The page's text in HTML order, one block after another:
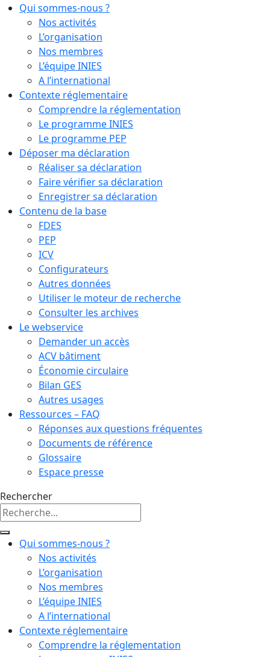
Qui sommes-nous ?
Nos activités
L’organisation
Nos membres
L’équipe INIES
A l’international
Contexte réglementaire
Comprendre la réglementation
Le programme INIES
Le programme PEP
Déposer ma déclaration
Réaliser sa déclaration
Faire vérifier sa déclaration
Enregistrer sa déclaration
Contenu de la base
FDES
PEP
ICV
Configurateurs
Autres données
Utiliser le moteur de recherche
Consulter les archives
Le webservice
Demander un accès
ACV bâtiment
Économie circulaire
Bilan GES
Autres usages
Ressources – FAQ
Réponses aux questions fréquentes
Documents de référence
Glossaire
Espace presse
Rechercher
Qui sommes-nous ?
Nos activités
L’organisation
Nos membres
L’équipe INIES
A l’international
Contexte réglementaire
Comprendre la réglementation